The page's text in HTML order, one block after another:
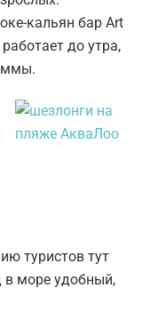
кальян бар Art
до утра,
туристов тут
в море удобный,